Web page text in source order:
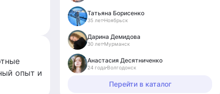
опыт и
Татьяна Борисенко
35 лет Ноябрьск
Дарина Демидова
30 лет Мурманск
Анастасия Десятниченко
24 года Волгодонск
Перейти в каталог